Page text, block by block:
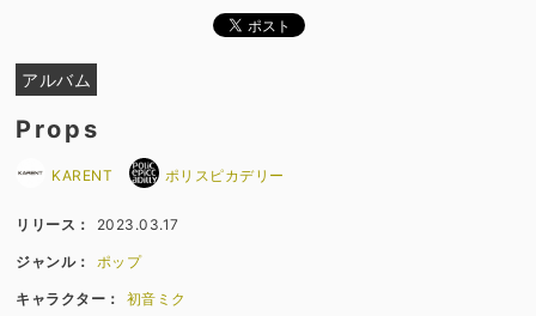
アルバム
Props
KARENT ポリスピカデリー
リリース： 2023.03.17
ジャンル： ポップ
キャラクター： 初音ミク